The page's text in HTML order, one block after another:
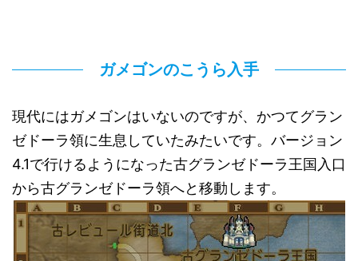
ガメゴンのこうら入手
現代にはガメゴンはいないのですが、かつてグラン
ゼドーラ領に生息していたみたいです。バージョン
4.1で行けるようになった古グランゼドーラ王国入口
から古グランゼドーラ領へと移動します。